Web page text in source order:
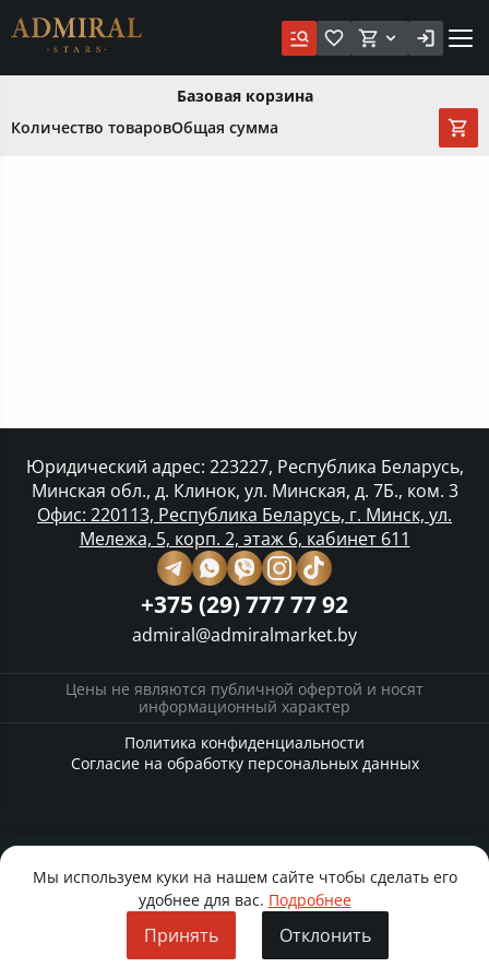
Базовая корзина
Количество товаровОбщая сумма
Юридический адрес: 223227, Республика Беларусь,
Минская обл., д. Клинок, ул. Минская, д. 7Б., ком. 3
Офис: 220113, Республика Беларусь, г. Минск, ул.
Мележа, 5, корп. 2, этаж 6, кабинет 611
+375 (29) 777 77 92
admiral@admiralmarket.by
Цены не являются публичной офертой и носят
информационный характер
Политика конфиденциальности
Согласие на обработку персональных данных
Мы используем куки на нашем сайте чтобы сделать его
удобнее для вас. Подробнее
Принять Отклонить